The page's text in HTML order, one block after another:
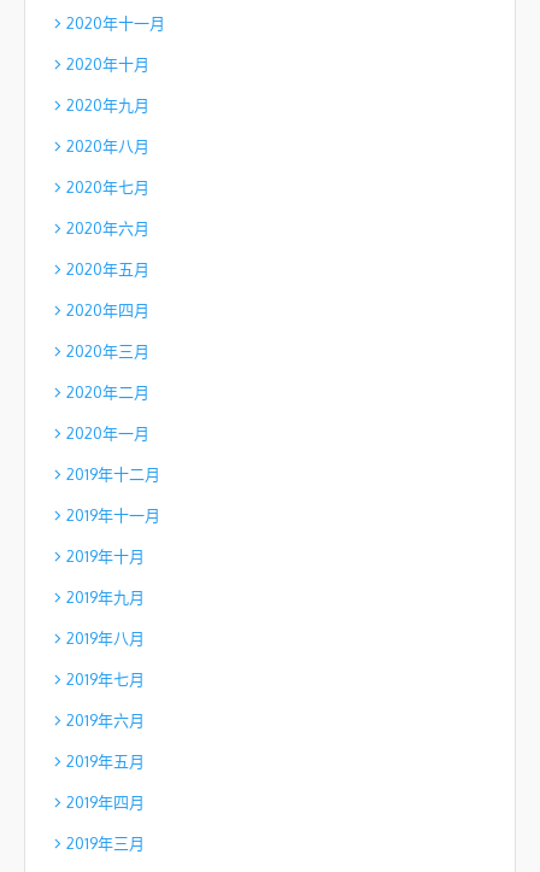
2020年十一月
2020年十月
2020年九月
2020年八月
2020年七月
2020年六月
2020年五月
2020年四月
2020年三月
2020年二月
2020年一月
2019年十二月
2019年十一月
2019年十月
2019年九月
2019年八月
2019年七月
2019年六月
2019年五月
2019年四月
2019年三月